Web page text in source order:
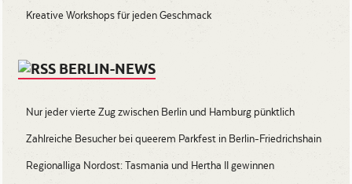
Kreative Workshops für jeden Geschmack
BERLIN-NEWS
Nur jeder vierte Zug zwischen Berlin und Hamburg pünktlich
Zahlreiche Besucher bei queerem Parkfest in Berlin-Friedrichshain
Regionalliga Nordost: Tasmania und Hertha II gewinnen